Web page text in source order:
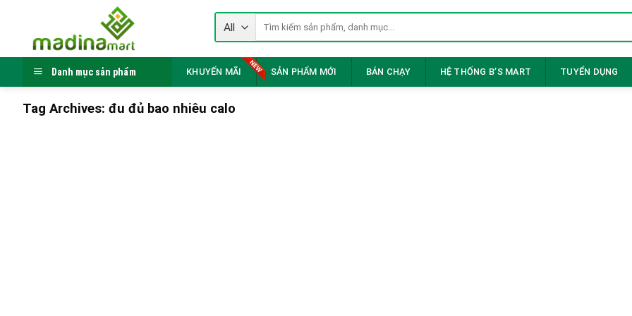
content
Tìm
Danh mục sản phẩm KHUYẾN MÃI SẢN PHẨM MỚI BÁN CHẠY HỆ THỐNG B’S MART TUYỂN DỤNG
Tag Archives: đu đủ bao nhiêu calo